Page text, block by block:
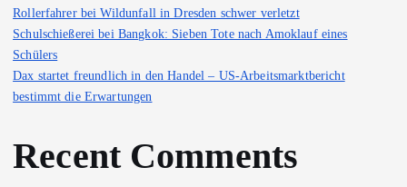
Rollerfahrer bei Wildunfall in Dresden schwer verletzt
Schulschießerei bei Bangkok: Sieben Tote nach Amoklauf eines
Schülers
Dax startet freundlich in den Handel – US-Arbeitsmarktbericht
bestimmt die Erwartungen
Recent Comments